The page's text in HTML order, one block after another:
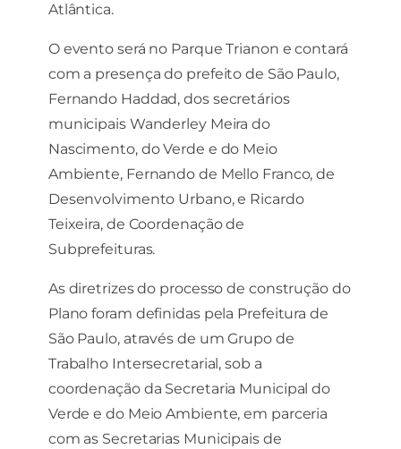
Atlântica.
O evento será no Parque Trianon e contará
com a presença do prefeito de São Paulo,
Fernando Haddad, dos secretários
municipais Wanderley Meira do
Nascimento, do Verde e do Meio
Ambiente, Fernando de Mello Franco, de
Desenvolvimento Urbano, e Ricardo
Teixeira, de Coordenação de
Subprefeituras.
As diretrizes do processo de construção do
Plano foram definidas pela Prefeitura de
São Paulo, através de um Grupo de
Trabalho Intersecretarial, sob a
coordenação da Secretaria Municipal do
Verde e do Meio Ambiente, em parceria
com as Secretarias Municipais de
Para que o
funcione o
durante a sua
visita. Se você
recusar esses
cookies,
algumas
funcionalidades
desaparecerão
do site.
Marketing
Ao compartilhar
seus interesses e
comportamento
ao visitar nosso
site, você
aumenta a
chance de ver
conteúdo e
ofertas
personalizadas.